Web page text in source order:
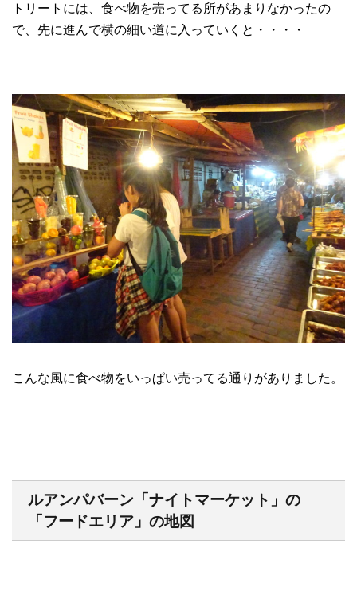
トリートには、食べ物を売ってる所があまりなかったの
で、先に進んで横の細い道に入っていくと・・・・
こんな風に食べ物をいっぱい売ってる通りがありました。
ルアンパバーン「ナイトマーケット」の
「フードエリア」の地図